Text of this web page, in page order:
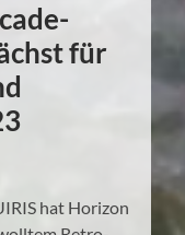
für
hat Horizon